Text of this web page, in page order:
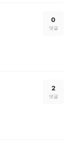
0
댓글
2
댓글